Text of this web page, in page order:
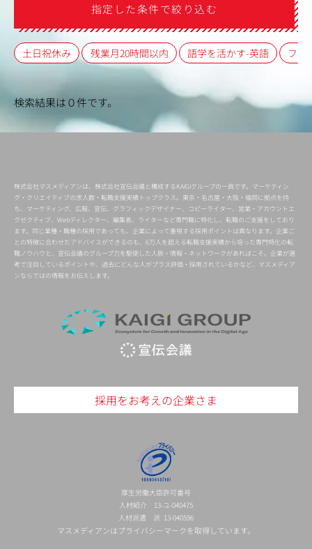
指定した条件で絞り込む
土日祝休み 残業月20時間以内 語学を活かす-英語 フレ
検索結果は０件です。
株式会社マスメディアンは、株式会社宣伝会議と構成するKAIGIグループの一員です。マーケティン
グ・クリエイティブの求人数・転職支援実績トップクラス。東京・名古屋・大阪・福岡に拠点を持
ち、マーケティング、広報、宣伝、グラフィックデザイナー、コピーライター、営業・アカウントエ
グゼクティブ、Webディレクター、編集者、ライターなど専門職に特化し、転職のご支援をしており
ます。同じ業種・職種の採用であっても、企業によって重視する採用ポイントは異なります。企業ご
との特徴に合わせたアドバイスができるのも、6万人を超える転職支援実績から培った専門特化の転
職ノウハウと、宣伝会議のグループ力を駆使した人脈・情報・ネットワークがあればこそ。企業が選
考で注目しているポイントや、過去にどんな人がプラス評価・採用されているかなど、マスメディア
ンならではの情報をお伝えします。
採用をお考えの企業さま
厚生労働大臣許可番号
人材紹介 13-ユ-040475
人材派遣 派 13-040596
マスメディアンはプライバシーマークを取得しています。